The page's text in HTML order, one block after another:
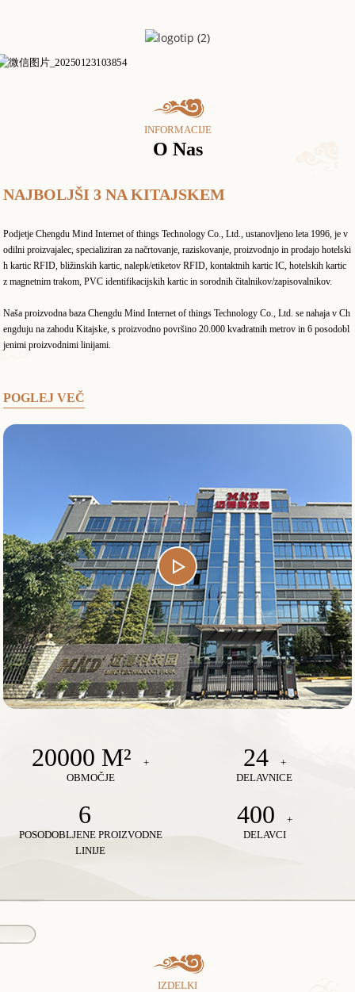
INFORMACIJE
O Nas
NAJBOLJŠI 3 NA KITAJSKEM
Podjetje Chengdu Mind Internet of things Technology Co., Ltd., ustanovljeno leta 1996, je v
odilni proizvajalec, specializiran za načrtovanje, raziskovanje, proizvodnjo in prodajo hotelski
h kartic RFID, bližinskih kartic, nalepk/etiketov RFID, kontaktnih kartic IC, hotelskih kartic
z magnetnim trakom, PVC identifikacijskih kartic in sorodnih čitalnikov/zapisovalnikov.
Naša proizvodna baza Chengdu Mind Internet of things Technology Co., Ltd. se nahaja v Ch
engduju na zahodu Kitajske, s proizvodno površino 20.000 kvadratnih metrov in 6 posodobl
jenimi proizvodnimi linijami.
POGLEJ VEČ
20000 M²
+
OBMOČJE
24
+
DELAVNICE
6
POSODOBLJENE PROIZVODNE
LINIJE
400
+
DELAVCI
IZDELKI